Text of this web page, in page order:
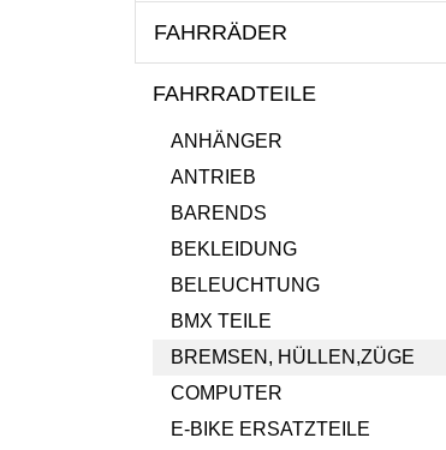
FAHRRÄDER
FAHRRADTEILE
ANHÄNGER
ANTRIEB
BARENDS
BEKLEIDUNG
BELEUCHTUNG
BMX TEILE
BREMSEN, HÜLLEN,ZÜGE
COMPUTER
E-BIKE ERSATZTEILE